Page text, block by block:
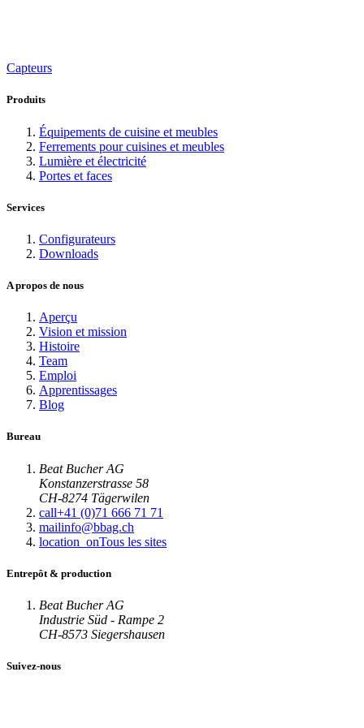
Capteurs
Produits
Équipements de cuisine et meubles
Ferrements pour cuisines et meubles
Lumière et électricité
Portes et faces
Services
Configurateurs
Downloads
A propos de nous
Aperçu
Vision et mission
Histoire
Team
Emploi
Apprentissages
Blog
Bureau
Beat Bucher AG
Konstanzerstrasse 58
CH-8274 Tägerwilen
call+41 (0)71 666 71 71
mailinfo@bbag.ch
location_onTous les sites
Entrepôt & production
Beat Bucher AG
Industrie Süd - Rampe 2
CH-8573 Siegershausen
Suivez-nous